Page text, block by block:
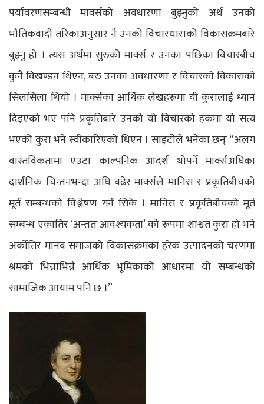
पर्यावरणसम्बन्धी मार्क्सको अवधारणा बुझ्नुको अर्थ उनको
भौतिकवादी तरिकाअनुसार नै उनको विचारधाराको विकासक्रमबारे
बुझ्नु हो । त्यस अर्थमा सुरुको मार्क्स र उनका पछिका विचारबीच
कुनै विखण्डन थिएन, बरु उनका अवधारणा र विचारको विकासको
सिलसिला थियो । मार्क्सका आर्थिक लेखहरूमा यी कुरालाई ध्यान
दिइएको भए पनि प्रकृतिबारे उनको यो विचारको हकमा यो सत्य
भएको कुरा भने स्वीकारिएको थिएन । साइटोेले भनेका छन्ः “अलग
वास्तविकतामा एउटा काल्पनिक आदर्श थोपर्ने मार्क्सअघिका
दार्शनिक चिन्तनभन्दा अघि बढेर मार्क्सले मानिस र प्रकृतिबीचको
मूर्त सम्बन्धको विश्लेषण गर्न सिके । मानिस र प्रकृतिबीचको मूर्त
सम्बन्ध एकातिर ‘अन्ततः आवश्यकता’ को रूपमा शाश्वत कुरा हो भने
अर्कोतिर मानव समाजको विकासक्रमका हरेक उत्पादनको चरणमा
श्रमको भिन्नाभिन्नै आर्थिक भूमिकाको आधारमा यो सम्बन्धको
सामाजिक आयाम पनि छ ।”